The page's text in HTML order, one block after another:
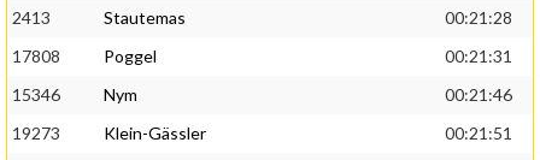
2413
Stautemas
00:21:28
17808
Poggel
00:21:31
15346
Nym
00:21:46
19273
Klein-Gässler
00:21:51